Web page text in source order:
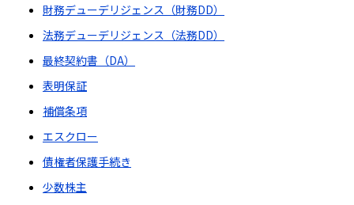
財務デューデリジェンス（財務DD）
法務デューデリジェンス（法務DD）
最終契約書（DA）
表明保証
補償条項
エスクロー
債権者保護手続き
少数株主